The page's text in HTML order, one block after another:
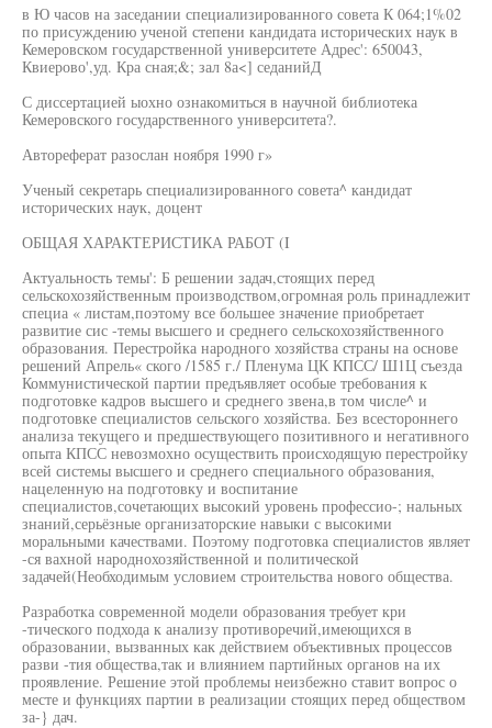
в Ю часов на заседании специализированного совета К 064;1%02
по присуждению ученой степени кандидата исторических наук в
Кемеровском государственной университете Адрес': 650043,
Квиерово',уд. Кра сная;&; зал 8а<] седанийД
С диссертацией ыохно ознакомиться в научной библиотека
Кемеровского государственного университета?.
Автореферат разослан ноября 1990 г»
Ученый секретарь специализированного совета^ кандидат
исторических наук, доцент
ОБЩАЯ ХАРАКТЕРИСТИКА РАБОТ (I
Актуальность темы': Б решении задач,стоящих перед
сельскохозяйственным производством,огромная роль принадлежит
специа « листам,поэтому все большее значение приобретает
развитие сис -темы высшего и среднего сельскохозяйственного
образования. Перестройка народного хозяйства страны на основе
решений Апрель« ского /1585 г./ Пленума ЦК КПСС/ Ш1Ц съезда
Коммунистической партии предъявляет особые требования к
подготовке кадров высшего и среднего звена,в том числе^ и
подготовке специалистов сельского хозяйства. Без всестороннего
анализа текущего и предшествующего позитивного и негативного
опыта КПСС невозмохно осуществить происходящую перестройку
всей системы высшего и среднего специального образования,
нацеленную на подготовку и воспитание
специалистов,сочетающих высокий уровень профессио-; нальных
знаний,серьёзные организаторские навыки с высокими
моральными качествами. Поэтому подготовка специалистов являет
-ся вахной народнохозяйственной и политической
задачей(Необходимым условием строительства нового общества.
Разработка современной модели образования требует кри
-тического подхода к анализу противоречий,имеющихся в
образовании, вызванных как действием объективных процессов
разви -тия общества,так и влиянием партийных органов на их
проявление. Решение этой проблемы неизбежно ставит вопрос о
месте и функциях партии в реализации стоящих перед обществом
за-} дач.